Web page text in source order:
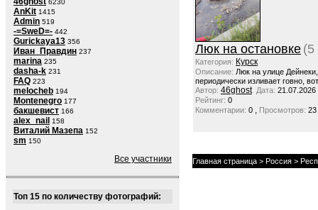
6230
AnKit 1415
Admin 519
-=SweD=- 442
Gurickaya13 356
Иван_Правдин 237
marina 235
dasha-k 231
FAQ 223
melocheb 194
Montenegro 177
бакшевист 166
alex_nail 158
Виталий Мазепа 152
sm 150
Все участники
Топ 15 по количеству фотографий:
Люк на остановке (5
Категория: Курск
Описание: Люк на улице
периодически изливает говно,
Автор: 46ghost Дата: 21.07.2026
Рейтинг: 0
Комментарии: 0 , Просмотров: 23
Главная страница > Россия >